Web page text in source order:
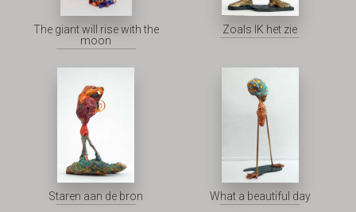
The giant will rise with the
moon
Zoals IK het zie
Staren aan de bron What a beautiful day